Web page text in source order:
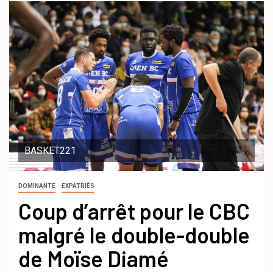
BASKET221
DOMINANTE EXPATRIÉS
Coup d’arrêt pour le CBC
malgré le double-double
de Moïse Diamé